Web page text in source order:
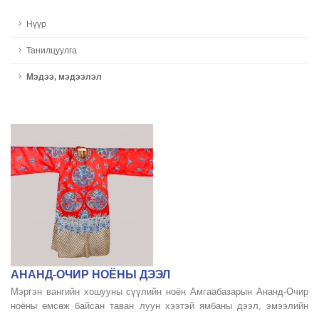
Нүүр
Танилцуулга
Мэдээ, мэдээлэл
АНАНД-ОЧИР НОЁНЫ ДЭЭЛ
Мэргэн вангийн хошууны сүүлийн ноён Амгаабазарын Ананд-Очир
ноёны өмсөж байсан таван луун хээтэй ямбаны дээл, эмээлийн